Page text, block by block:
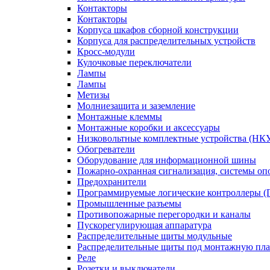
Контакторы
Контакторы
Корпуса шкафов сборной конструкции
Корпуса для распределительных устройств
Кросс-модули
Кулочковые переключатели
Лампы
Лампы
Метизы
Молниезащита и заземление
Монтажные клеммы
Монтажные коробки и аксессуары
Низковольтные комплектные устройства
Обогреватели
Оборудование для информационной шины
Пожарно-охранная сигнализация, системы
Предохранители
Программируемые логические контроллеры
Промышленные разъемы
Противопожарные перегородки и каналы
Пускорегулирующая аппаратура
Распределительные щиты модульные
Распределительные щиты под монтажную
Реле